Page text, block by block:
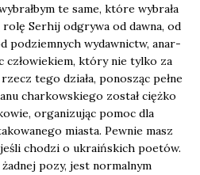
te same, któ­re wybra­ła
rolę Ser­hij odgry­wa od daw­na, od
pod­ziem­nych wydaw­nictw, anar­
czło­wie­kiem, któ­ry nie tyl­ko za
tego dzia­ła, pono­sząc peł­ne
char­kow­skie­go został cięż­ko
orga­ni­zu­jąc pomoc dla
mia­sta. Pew­nie masz
cho­dzi o ukra­iń­skich poetów.
pozy, jest nor­mal­nym